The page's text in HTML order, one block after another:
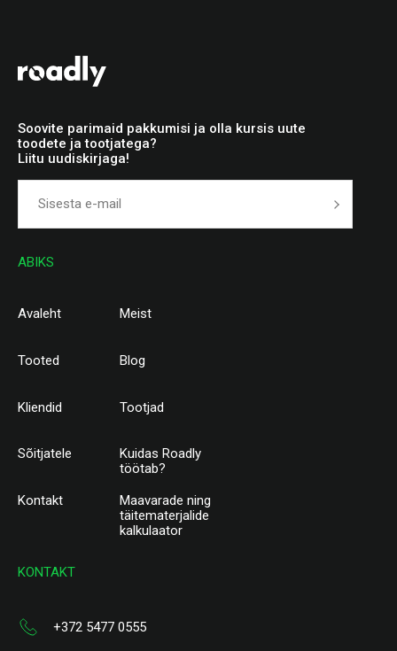
Soovite parimaid pakkumisi ja olla kursis uute
toodete ja tootjatega?
Liitu uudiskirjaga!
ABIKS
Avaleht Meist
Tooted Blog
Kliendid Tootjad
Sõitjatele
Kuidas Roadly
töötab?
Kontakt
Maavarade ning
täitematerjalide
kalkulaator
KONTAKT
+372 5477 0555